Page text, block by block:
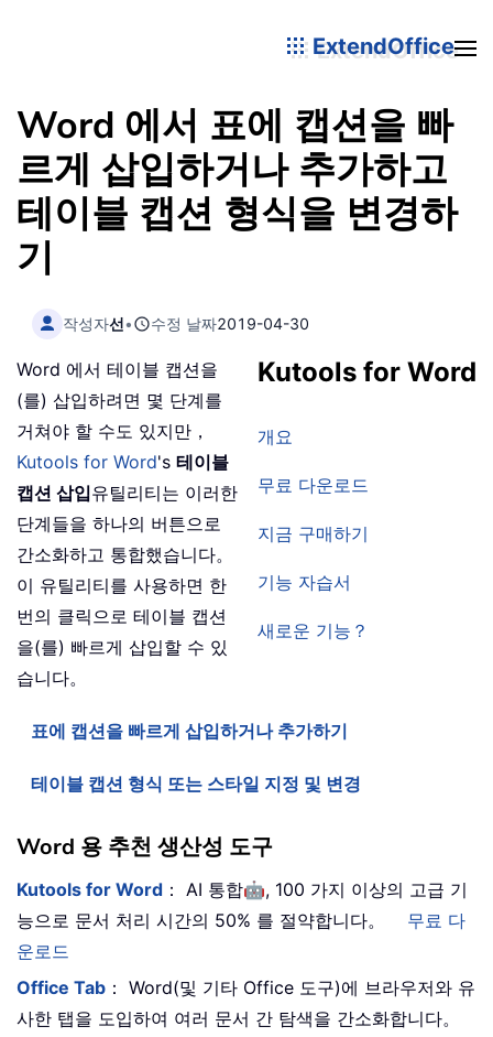
ExtendOffice
Word 에서 표에 캡션을 빠
르게 삽입하거나 추가하고
테이블 캡션 형식을 변경하
기
작성자선• 수정 날짜2019-04-30
Kutools for Word
개요
무료 다운로드
지금 구매하기
기능 자습서
새로운 기능？
Word 에서 테이블 캡션을
(를) 삽입하려면 몇 단계를
거쳐야 할 수도 있지만，
Kutools for Word's 테이블
캡션 삽입유틸리티는 이러한
단계들을 하나의 버튼으로
간소화하고 통합했습니다。
이 유틸리티를 사용하면 한
번의 클릭으로 테이블 캡션
을(를) 빠르게 삽입할 수 있
습니다。
표에 캡션을 빠르게 삽입하거나 추가하기
테이블 캡션 형식 또는 스타일 지정 및 변경
Word 용 추천 생산성 도구
Kutools for Word ： AI 통합🤖, 100 가지 이상의 고급 기
능으로 문서 처리 시간의 50% 를 절약합니다。
무료 다
운로드
Office Tab ： Word(및 기타 Office 도구)에 브라우저와 유
사한 탭을 도입하여 여러 문서 간 탐색을 간소화합니다。